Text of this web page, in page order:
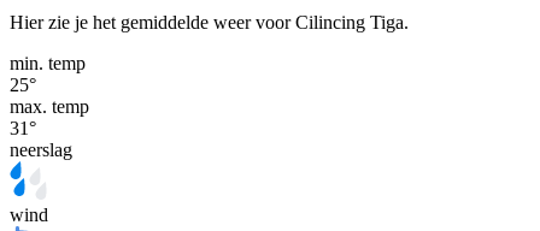
Hier zie je het gemiddelde weer voor Cilincing Tiga.
min. temp
25°
max. temp
31°
neerslag
wind